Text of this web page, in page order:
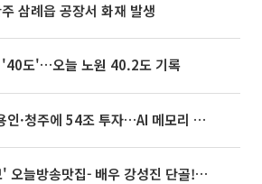
삼례읍 공장서 화재 발생
'40도'…오늘 노원 40.2도 기록
SK하이닉스, 용인·청주에 54조 투자…AI 메모리 생산기지 키운다
'2TV 생생정보' 오늘방송맛집- 배우 강성진 단골! 쌀국수ㆍ푸팟퐁 커리 맛집 '블○○○'